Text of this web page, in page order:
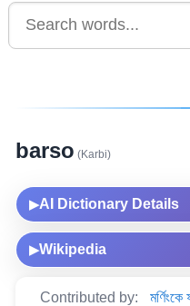
barso (Karbi)
▶AI Dictionary Details
▶Wikipedia
Contributed by: